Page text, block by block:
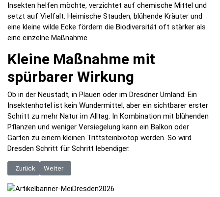
Insekten helfen möchte, verzichtet auf chemische Mittel und
setzt auf Vielfalt. Heimische Stauden, blühende Kräuter und
eine kleine wilde Ecke fördern die Biodiversität oft stärker als
eine einzelne Maßnahme.
Kleine Maßnahme mit
spürbarer Wirkung
Ob in der Neustadt, in Plauen oder im Dresdner Umland: Ein
Insektenhotel ist kein Wundermittel, aber ein sichtbarer erster
Schritt zu mehr Natur im Alltag. In Kombination mit blühenden
Pflanzen und weniger Versiegelung kann ein Balkon oder
Garten zu einem kleinen Trittsteinbiotop werden. So wird
Dresden Schritt für Schritt lebendiger.
Vorheriger Beitrag: Hochzeit planen: Von der Verlobung bis zur
Zurück Nächster Beitrag: Naturnahen Garten anlegen: So hilft ein
Weiter